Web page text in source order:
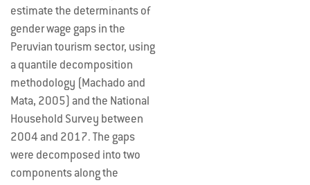
estimate the determinants of
gender wage gaps in the
Peruvian tourism sector, using
a quantile decomposition
methodology (Machado and
Mata, 2005) and the National
Household Survey between
2004 and 2017. The gaps
were decomposed into two
components along the